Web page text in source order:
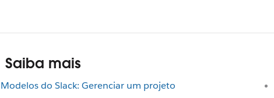
Saiba mais
Modelos do Slack: Gerenciar um projeto